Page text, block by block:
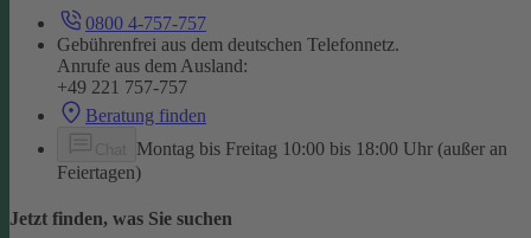
0800 4-757-757
Gebührenfrei aus dem deutschen Telefonnetz.
Anrufe aus dem Ausland:
+49 221 757-757
Beratung finden
Montag bis Freitag 10:00 bis 18:00 Uhr (außer an
Feiertagen)
Jetzt finden, was Sie suchen